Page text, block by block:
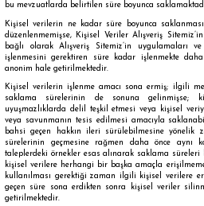
bu mevzuatlarda belirtilen süre boyunca
Kişisel verilerin ne kadar süre boyunca
düzenlenmemişse, Kişisel Veriler Alışveriş
bağlı olarak Alışveriş Sitemiz’in uygulamaları
işlenmesini gerektiren süre kadar işlenmekte
anonim hale getirilmektedir.
Kişisel verilerin işlenme amacı sona ermiş; ilgili
saklama sürelerinin de sonuna gelinmişse;
uyuşmazlıklarda delil teşkil etmesi veya kişisel
veya savunmanın tesis edilmesi amacıyla
bahsi geçen hakkın ileri sürülebilmesine yönelik
sürelerinin geçmesine rağmen daha önce aynı
taleplerdeki örnekler esas alınarak saklama
kişisel verilere herhangi bir başka amaçla
kullanılması gerektiği zaman ilgili kişisel verilere
geçen süre sona erdikten sonra kişisel veriler
getirilmektedir.